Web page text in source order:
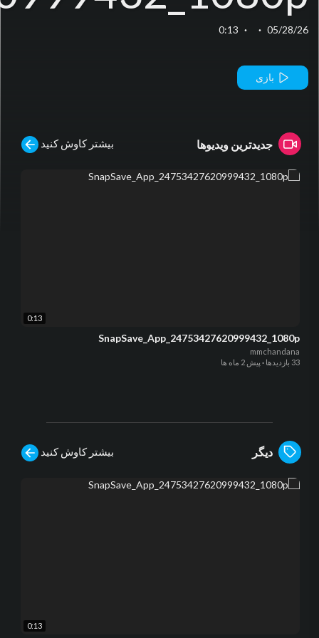
05/28/26
·
·
0:13
بازی
جدیدترین ویدیوها بیشتر کاوش کنید
0:13
SnapSave_App_24753427620999432_1080p
mmchandana
33 بازدیدها
· پیش 2 ماه ها
دیگر بیشتر کاوش کنید
0:13